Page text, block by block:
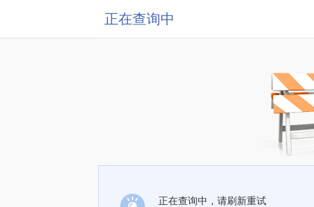
正在查询中
正在查询中，请刷新重试